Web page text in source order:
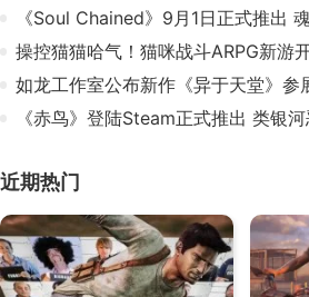
《Soul Chained》9月1日正式推出
操控猫猫哈气！猫咪战斗ARPG新游
如龙工作室公布新作《异于天堂》
《赤鸟》登陆Steam正式推出 类银
近期热门